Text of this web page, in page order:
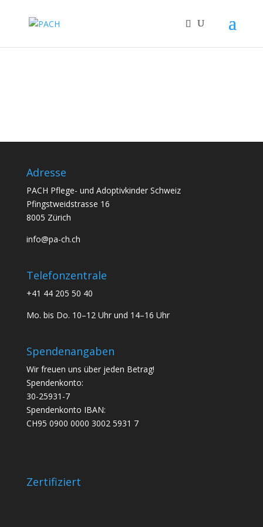
Adresse
PACH Pflege- und Adoptivkinder Schweiz
Pfingstweidstrasse 16
8005 Zürich
info@pa-ch.ch
Telefonzentrale
+41 44 205 50 40
Mo. bis Do. 10–12 Uhr und 14–16 Uhr
Spendenangaben
Wir freuen uns über jeden Betrag!
Spendenkonto:
30-25931-7
Spendenkonto IBAN:
CH95 0900 0000 3002 5931 7
Zertifiziert